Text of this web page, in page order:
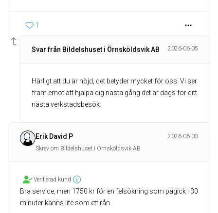
1
Svar från Bildelshuset i Örnsköldsvik AB 2026-06-05
Härligt att du är nöjd, det betyder mycket för oss. Vi ser
fram emot att hjälpa dig nästa gång det är dags för ditt
nästa verkstadsbesök.
Erik David P
2026-06-03
Skrev om Bildelshuset i Örnsköldsvik AB
Verifierad kund
Bra service, men 1750 kr för en felsökning som pågick i 30
minuter känns lite som ett rån